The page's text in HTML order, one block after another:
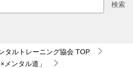
検索
タルトレーニング協会 TOP
ンタル道」